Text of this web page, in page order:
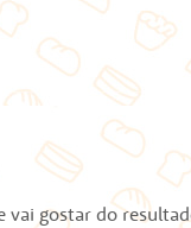
vai gostar do